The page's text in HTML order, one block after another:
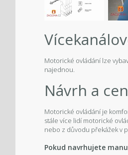
Motorické ovládání lze
najednou.
Návrh a
Motorické ovládání je
stále více lidí motorické
nebo z důvodu překážek v
Pokud navrhujete